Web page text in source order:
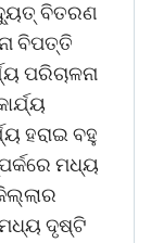
ବିତରଣ
ବିପତ୍ତି
ପରିଚାଳନା
ହରାଇ ବହୁ
ମଧ୍ୟ
ମଧ୍ୟ ଦୃଷ୍ଟି